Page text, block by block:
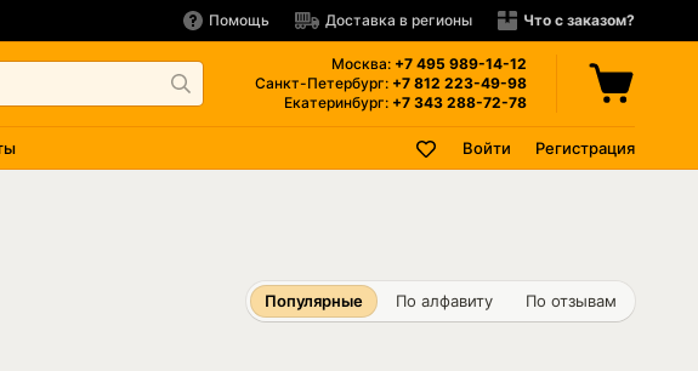
Помощь Доставка в регионы Что с заказом?
Москва: +7 495 989-14-12
Санкт-Петербург: +7 812 223-49-98
Екатеринбург: +7 343 288-72-78
Войти Регистрация
Популярные По алфавиту По отзывам